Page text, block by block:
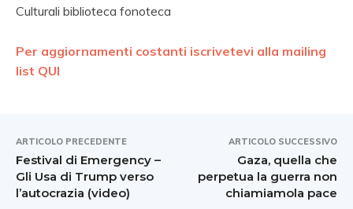
Culturali biblioteca fonoteca
Per aggiornamenti costanti iscrivetevi alla mailing
list QUI
ARTICOLO PRECEDENTE
Festival di Emergency –
Gli Usa di Trump verso
l’autocrazia (video)
ARTICOLO SUCCESSIVO
Gaza, quella che
perpetua la guerra non
chiamiamola pace